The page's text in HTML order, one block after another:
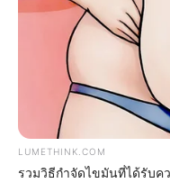
LUMETHINK.COM
รวมวิธีกำจัดไขมันที่ได้รับค